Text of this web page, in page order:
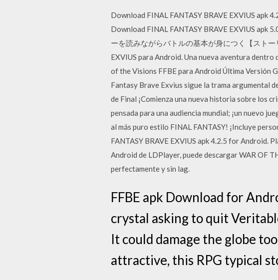
Download FINAL FANTASY BRAVE EXVIUS apk
Download FINAL FANTASY BRAVE EXVIUS apk
ーを読みながらバトルの基本が身につく【スト
EXVIUS para Android. Una nueva aventura
of the Visions FFBE para Android Última Versión
Fantasy Brave Exvius sigue la trama argumental
de Final ¡Comienza una nueva historia sobre los
pensada para una audiencia mundial; ¡un nuevo
al más puro estilo FINAL FANTASY! ¡Incluye
FANTASY BRAVE EXVIUS apk 4.2.5 for Android.
Android de LDPlayer, puede descargar WAR OF
perfectamente y sin lag.
FFBE apk Download for
crystal asking to quit
It could damage the globe
attractive, this RPG typical